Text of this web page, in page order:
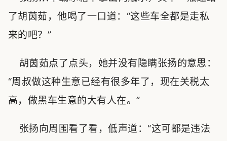
了胡茵茹，他喝了一口道：“这些车全都是走私
来的吧？”
胡茵茹点了点头，她并没有隐瞒张扬的意思：
“周叔做这种生意已经有很多年了，现在关税太
高，做黑车生意的大有人在。”
张扬向周围看了看，低声道：“这可都是违法